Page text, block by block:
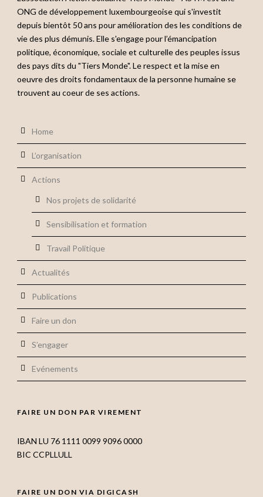
ONG de développement luxembourgeoise qui s'investit
depuis bientôt 50 ans pour amélioration des les conditions de
vie des plus démunis. Elle s'engage pour l’émancipation
politique, économique, sociale et culturelle des peuples issus
des pays dits du "Tiers Monde". Le respect et la mise en
oeuvre des droits fondamentaux de la personne humaine se
trouvent au coeur de ses actions.
Home
L’organisation
Actions
Nos projets de solidarité
Sensibilisation et formation
Travail Politique
Actualités
Publications
Faire un don
S’engager
Evénements
FAIRE UN DON PAR VIREMENT
IBAN LU 76 1111 0099 9096 0000
BIC CCPLLULL
FAIRE UN DON VIA DIGICASH